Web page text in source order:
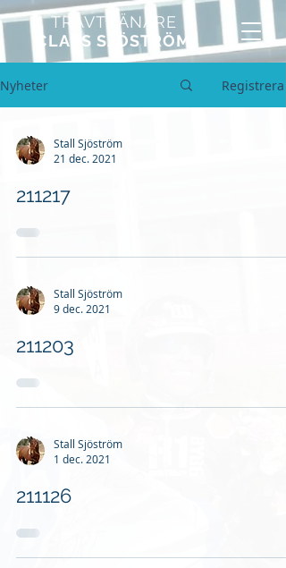
TRAVTRÄNARE
CLAES SJÖSTRÖM
Nyheter Registrera
Stall Sjöström
21 dec. 2021
211217
Stall Sjöström
9 dec. 2021
211203
Stall Sjöström
1 dec. 2021
211126